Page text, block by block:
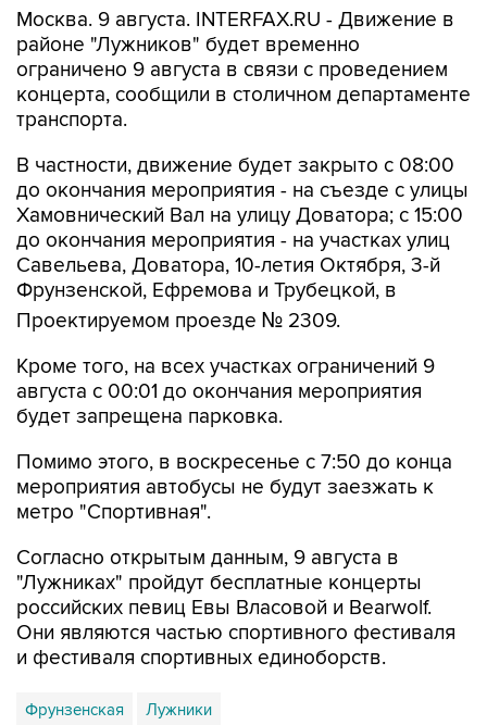
ограничено 9 августа в связи с проведением
концерта, сообщили в столичном департаменте
транспорта.
В частности, движение будет закрыто с 08:00
Хамовнический Вал на улицу Доватора; с 15:00
до окончания мероприятия - на участках улиц
Савельева, Доватора, 10-летия Октября, 3-й
Фрунзенской, Ефремова и Трубецкой, в
Проектируемом проезде № 2309.
Кроме того, на всех участках ограничений 9
будет запрещена парковка.
Помимо этого, в воскресенье с 7:50 до конца
метро "Спортивная".
Согласно открытым данным, 9 августа в
российских певиц Евы Власовой и Bearwolf.
Они являются частью спортивного фестиваля
и фестиваля спортивных единоборств.
Фрунзенская Лужники